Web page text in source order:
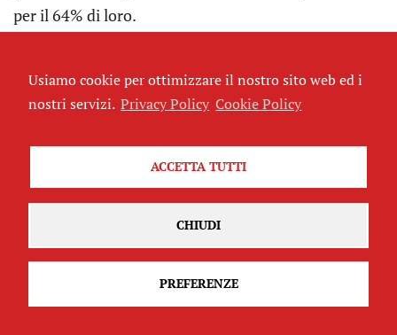
per il 64% di loro.
fino a sette giorni di distanza, dopo di che i
pazienti sono tornati alla loro terapia
cui si concentra un altro saggio contenuto neLa
scommessa psichedelica, ovvero L’antidepressivo di
di Agnese Codignola.
Usiamo cookie per ottimizzare il nostro sito web ed i
nostri servizi. Privacy Policy Cookie Policy
ACCETTA TUTTI
CHIUDI
PREFERENZE